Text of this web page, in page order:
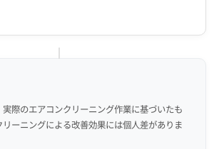
際のエアコンクリーニング作業に基づいたも
リーニングによる改善効果には個人差がありま